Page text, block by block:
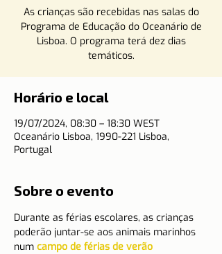
As crianças são recebidas nas salas do
Programa de Educação do Oceanário de
Lisboa. O programa terá dez dias
temáticos.
Horário e local
19/07/2024, 08:30 – 18:30 WEST
Oceanário Lisboa, 1990-221 Lisboa,
Portugal
Sobre o evento
Durante as férias escolares, as crianças
poderão juntar-se aos animais marinhos
num campo de férias de verão